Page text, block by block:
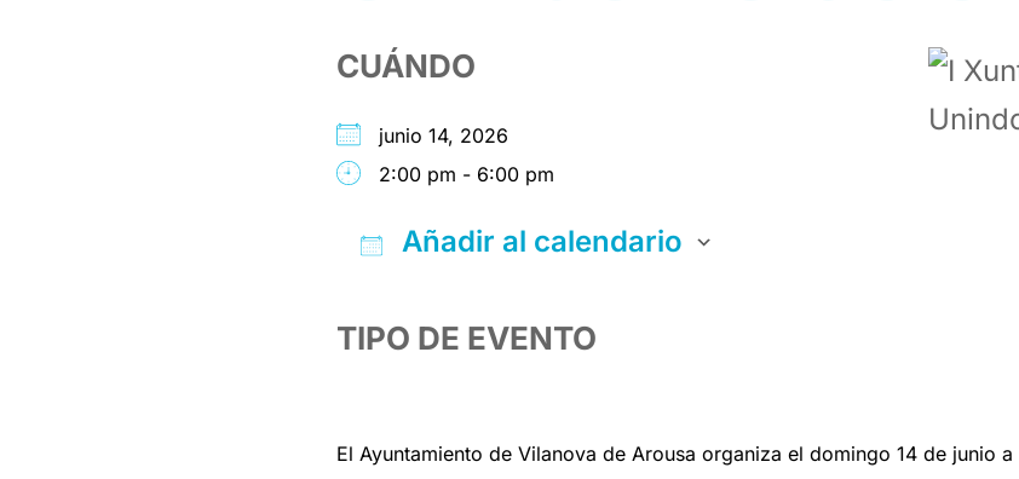
CUÁNDO
junio 14, 2026
2:00 pm - 6:00 pm
Añadir al calendario
TIPO DE EVENTO
El Ayuntamiento de Vilanova de Arousa organiza el domingo 14 de junio